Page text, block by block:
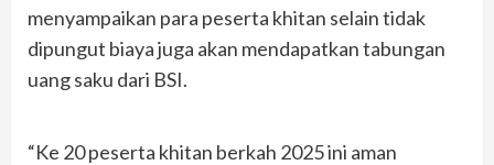
menyampaikan para peserta khitan selain tidak
dipungut biaya juga akan mendapatkan tabungan
uang saku dari BSI.
“Ke 20 peserta khitan berkah 2025 ini aman